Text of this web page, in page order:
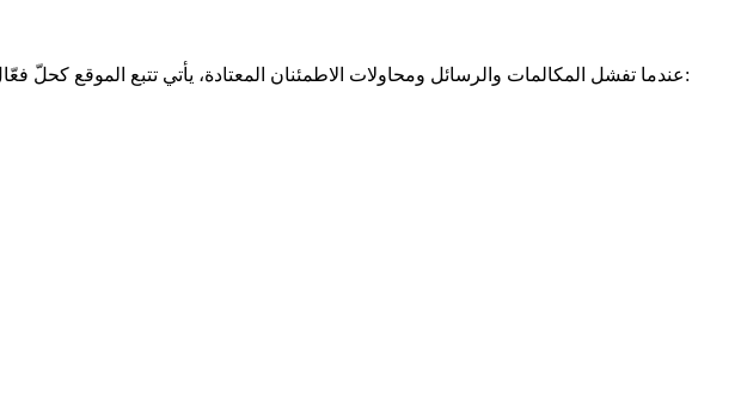
عندما تفشل المكالمات والرسائل ومحاولات الاطمئنان المعتادة، يأتي تتبع الموقع كحلّ فعّال يخفف القلق ويمنحك راحة البال. فكيف يساعد تتبع الموقع تحديدًا عندما لا يتم الرد على المكالمات؟ إليك الإجابة: